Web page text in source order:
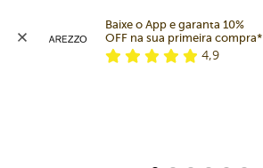
Baixe o App e garanta 10%
OFF na sua primeira compra*
4,9